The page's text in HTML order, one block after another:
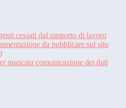
cessati dal rapporto di lavoro
da pubblicare sul sito
mancata comunicazione dei dati